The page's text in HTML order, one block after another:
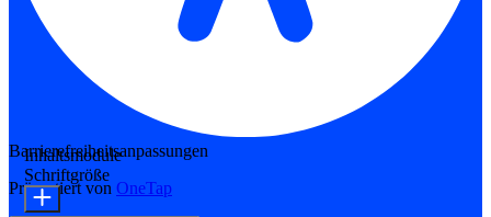
Barrierefreiheitsanpassungen
Präsentiert von OneTap
Inhaltsmodule
Schriftgröße